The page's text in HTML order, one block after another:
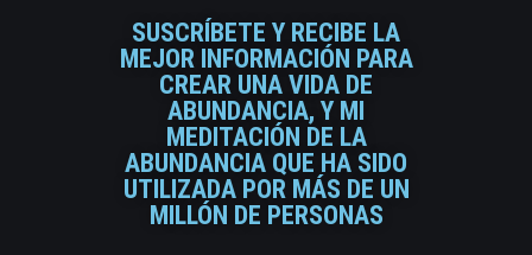
SUSCRÍBETE Y RECIBE LA
MEJOR INFORMACIÓN PARA
CREAR UNA VIDA DE
ABUNDANCIA, Y MI
MEDITACIÓN DE LA
ABUNDANCIA QUE HA SIDO
UTILIZADA POR MÁS DE UN
MILLÓN DE PERSONAS